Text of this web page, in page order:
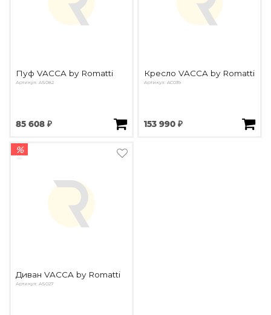
Пуф VACCA by Romatti
Артикул: AS082
85 608 ₽
Кресло VACCA by Romatti
Артикул: AC039
153 990 ₽
%
Диван VACCA by Romatti
Артикул: AS027